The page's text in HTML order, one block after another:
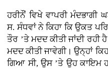
ਹਰੀਨੌਂ ਵਿਖੇ ਵਾਪਰੀ
ਸ. ਸੰਧਵਾਂ ਨੇ ਕਿਹਾ ਕਿ ਉਕਤ
ਤੌਰ ’ਤੇ ਮਦਦ ਕੀਤੀ ਜਾਂਦੀ
ਮਦਦ ਕੀਤੀ ਜਾਵੇਗੀ। ਉਨ੍ਹਾਂ
ਗਿਆ ਸੀ, ਉਸ ’ਤੇ ਉਹ